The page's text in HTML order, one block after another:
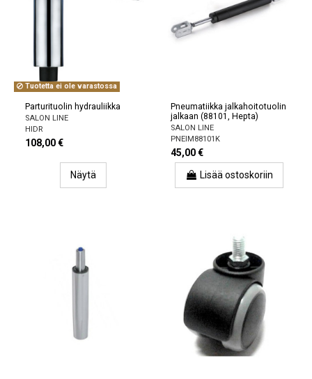
Tuotetta ei ole varastossa
Parturituolin hydrauliikka
SALON LINE
HIDR
108,00 €
Näytä
Pneumatiikka jalkahoitotuolin
jalkaan (88101, Hepta)
SALON LINE
PNEIM88101K
45,00 €
Lisää ostoskoriin